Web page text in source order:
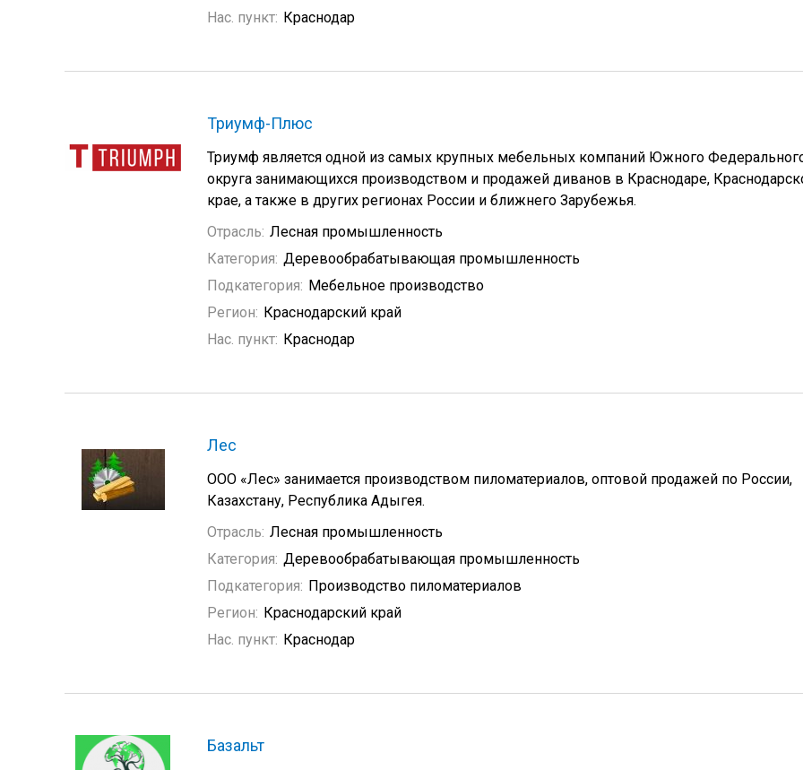
Нас. пункт: Краснодар
Триумф-Плюс
Триумф является одной из самых крупных мебельных компаний Южного
округа занимающихся производством и продажей диванов в Краснодаре,
крае, а также в других регионах России и ближнего Зарубежья.
Отрасль: Лесная промышленность
Категория: Деревообрабатывающая промышленность
Подкатегория: Мебельное производство
Регион: Краснодарский край
Нас. пункт: Краснодар
Лес
ООО «Лес» занимается производством пиломатериалов, оптовой продажей по России,
Казахстану, Республика Адыгея.
Отрасль: Лесная промышленность
Категория: Деревообрабатывающая промышленность
Подкатегория: Производство пиломатериалов
Регион: Краснодарский край
Нас. пункт: Краснодар
Базальт